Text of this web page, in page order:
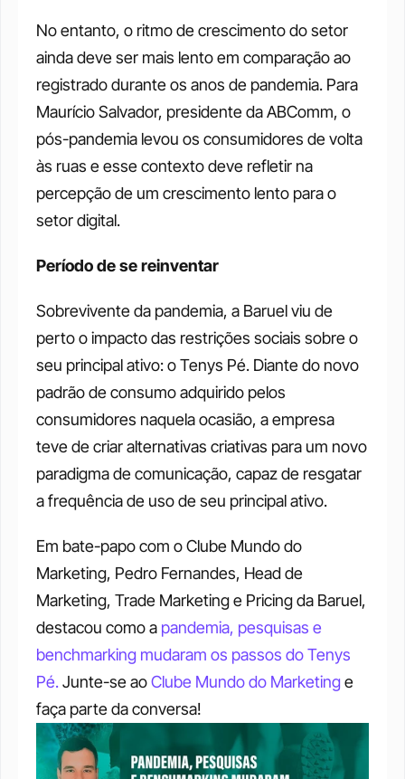
No entanto, o ritmo de crescimento do setor
ainda deve ser mais lento em comparação ao
registrado durante os anos de pandemia. Para
Maurício Salvador, presidente da ABComm, o
pós-pandemia levou os consumidores de volta
às ruas e esse contexto deve refletir na
percepção de um crescimento lento para o
setor digital.
Período de se reinventar
Sobrevivente da pandemia, a Baruel viu de
perto o impacto das restrições sociais sobre o
seu principal ativo: o Tenys Pé. Diante do novo
padrão de consumo adquirido pelos
consumidores naquela ocasião, a empresa
teve de criar alternativas criativas para um novo
paradigma de comunicação, capaz de resgatar
a frequência de uso de seu principal ativo.
Em bate-papo com o Clube Mundo do
Marketing, Pedro Fernandes, Head de
Marketing, Trade Marketing e Pricing da Baruel,
destacou como a pandemia, pesquisas e
benchmarking mudaram os passos do Tenys
Pé. Junte-se ao Clube Mundo do Marketing e
faça parte da conversa!